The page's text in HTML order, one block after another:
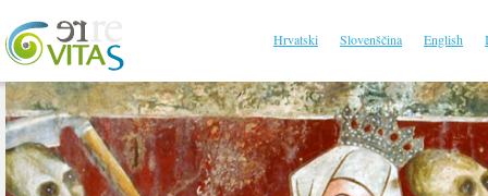
Hrvatski Slovenščina English